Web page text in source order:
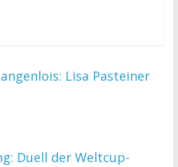
Lisa Pasteiner
Duell der Weltcup-